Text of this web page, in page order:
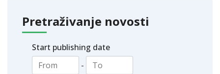
Pretraživanje novosti
Start publishing date
-